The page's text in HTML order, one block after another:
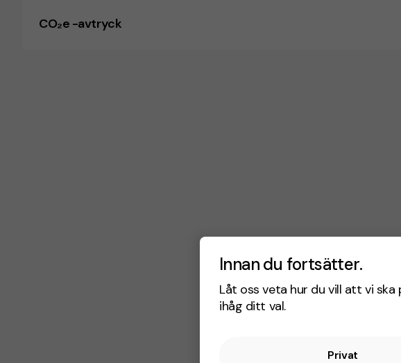
Innan du fortsätter.
Låt oss veta hur du vill att vi
ihåg ditt val.
Privat
CO₂e -avtryck